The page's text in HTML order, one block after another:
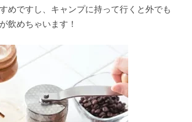
めですし、キャンプに持って行くと外でも
飲めちゃいます！